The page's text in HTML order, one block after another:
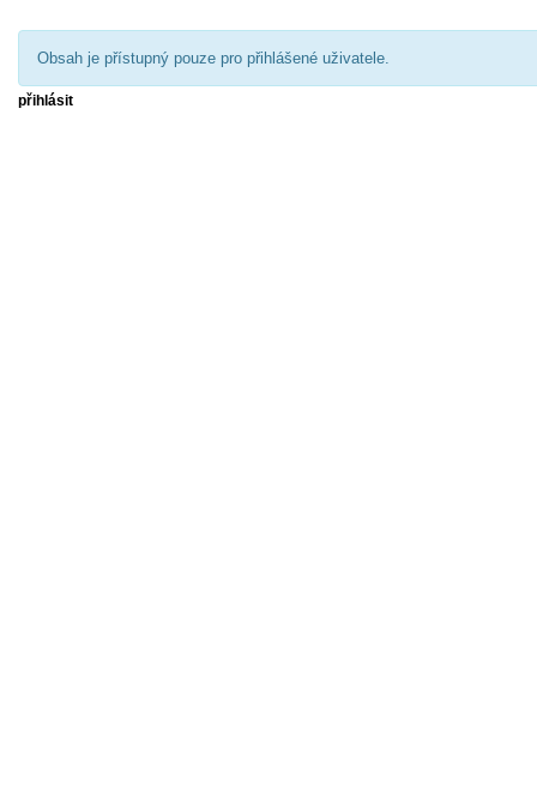
Obsah je přístupný pouze pro přihlášené uživatele.
přihlásit